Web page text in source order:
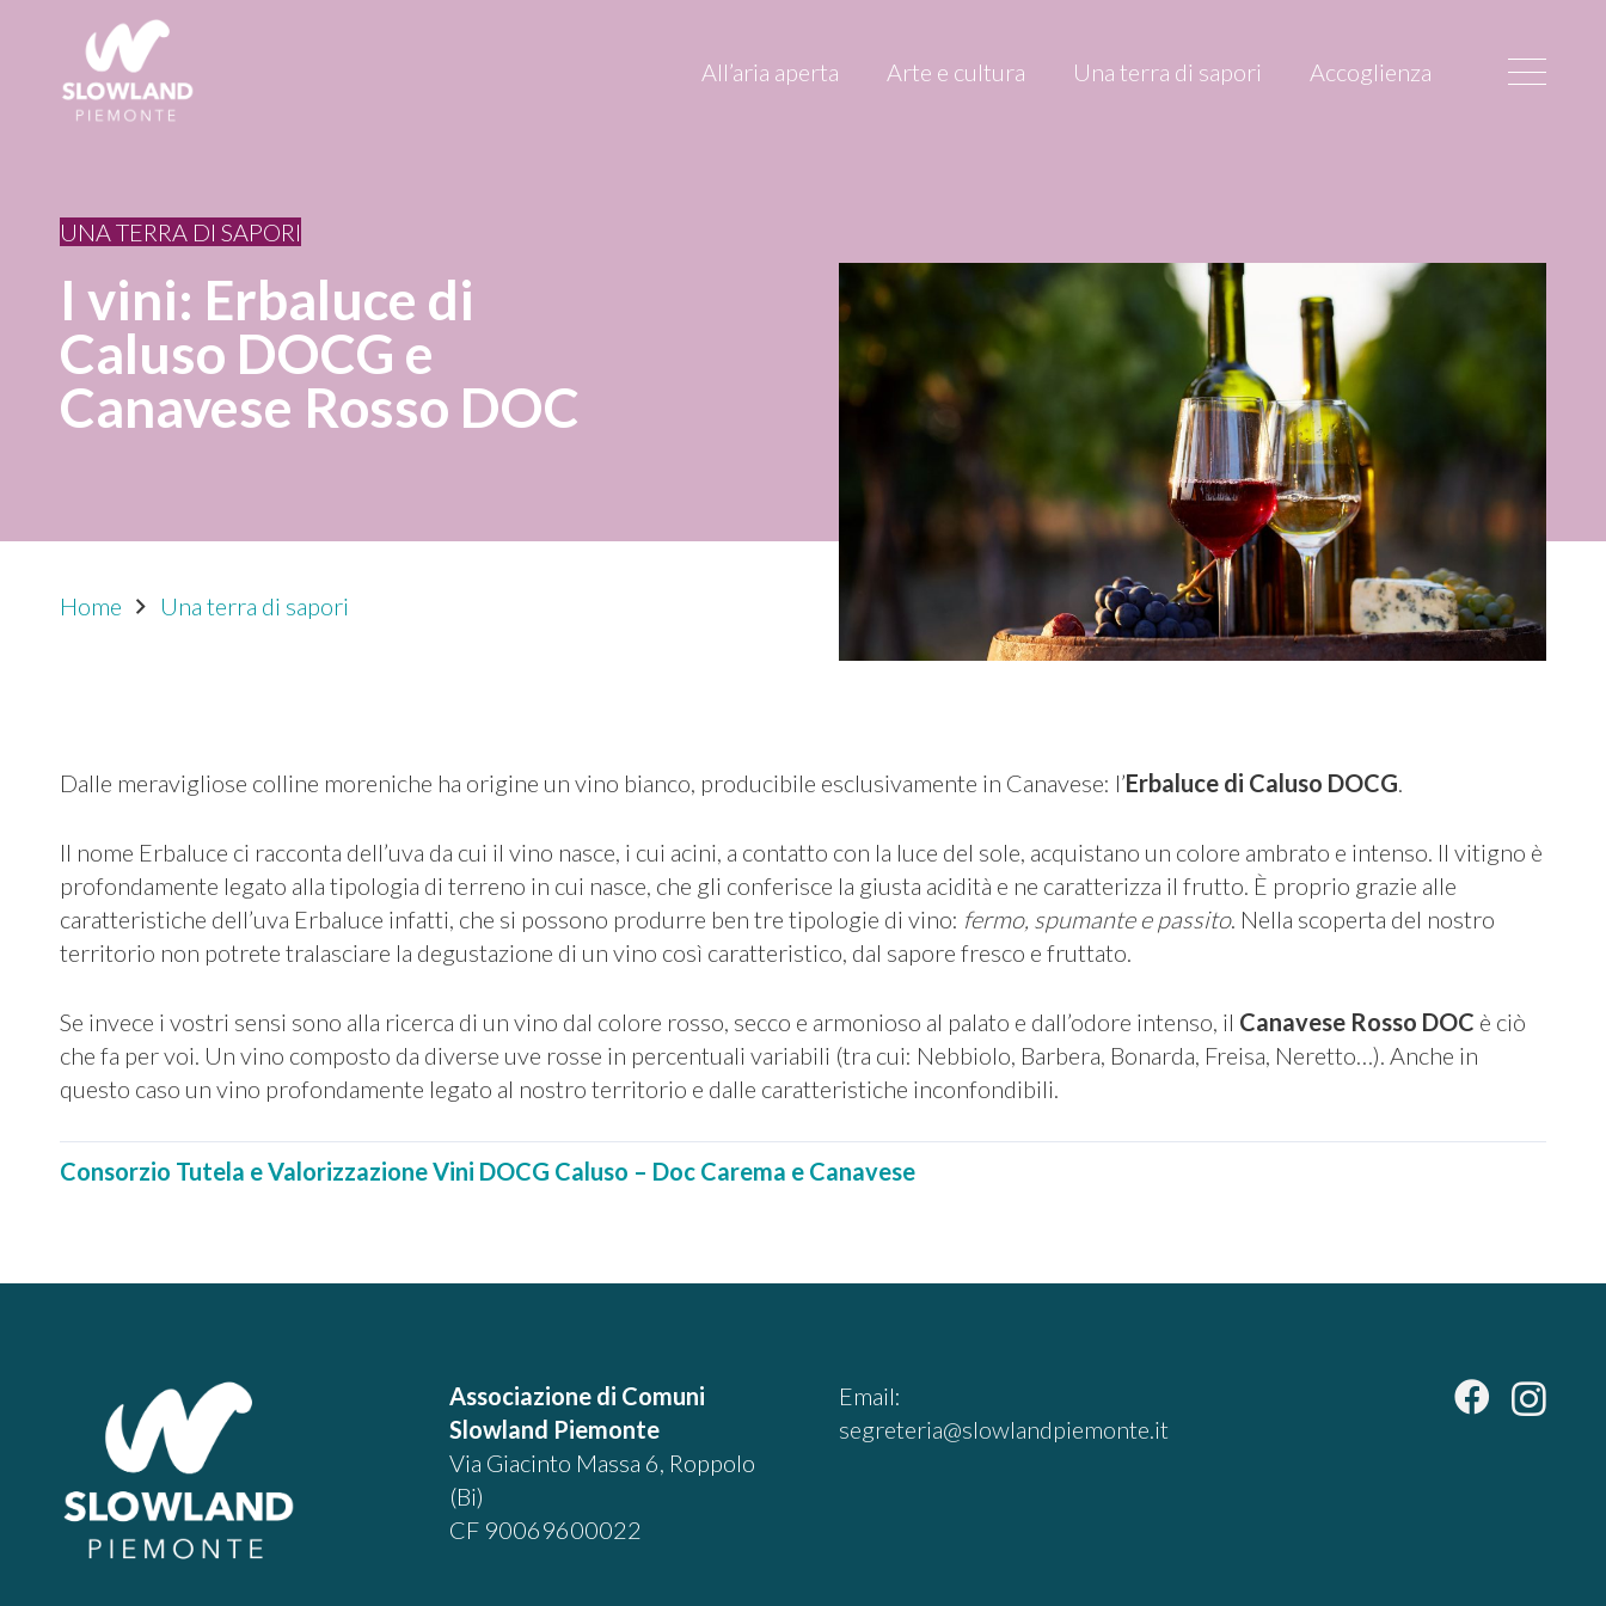
All’aria aperta Arte e cultura Una terra di sapori Accoglienza
UNA TERRA DI SAPORI
I vini: Erbaluce di
Caluso DOCG e
Canavese Rosso DOC
Home Una terra di sapori
Dalle meravigliose colline moreniche ha origine un vino bianco, producibile esclusivamente in Canavese: l’Erbaluce di Caluso DOCG.
Il nome Erbaluce ci racconta dell’uva da cui il vino nasce, i cui acini, a contatto con la luce del sole, acquistano un colore ambrato e intenso. Il vitigno è
profondamente legato alla tipologia di terreno in cui nasce, che gli conferisce la giusta acidità e ne caratterizza il frutto. È proprio grazie alle
caratteristiche dell’uva Erbaluce infatti, che si possono produrre ben tre tipologie di vino: fermo, spumante e passito. Nella scoperta del nostro
territorio non potrete tralasciare la degustazione di un vino così caratteristico, dal sapore fresco e fruttato.
Se invece i vostri sensi sono alla ricerca di un vino dal colore rosso, secco e armonioso al palato e dall’odore intenso, il Canavese Rosso DOC è ciò
che fa per voi. Un vino composto da diverse uve rosse in percentuali variabili (tra cui: Nebbiolo, Barbera, Bonarda, Freisa, Neretto…). Anche in
questo caso un vino profondamente legato al nostro territorio e dalle caratteristiche inconfondibili.
Consorzio Tutela e Valorizzazione Vini DOCG Caluso – Doc Carema e Canavese
Associazione di Comuni
Slowland Piemonte
Via Giacinto Massa 6, Roppolo
(Bi)
CF 90069600022
Email:
segreteria@slowlandpiemonte.it